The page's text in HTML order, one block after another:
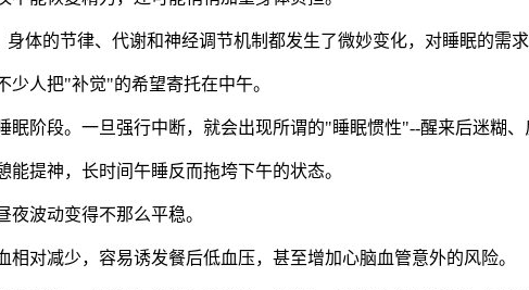
体的节律、代谢和神经调节机制都发生了微妙变化，对睡眠的需求
人把"补觉"的希望寄托在中午。
阶段。一旦强行中断，就会出现所谓的"睡眠惯性"--醒来后迷糊、
提神，长时间午睡反而拖垮下午的状态。
波动变得不那么平稳。
对减少，容易诱发餐后低血压，甚至增加心脑血管意外的风险。